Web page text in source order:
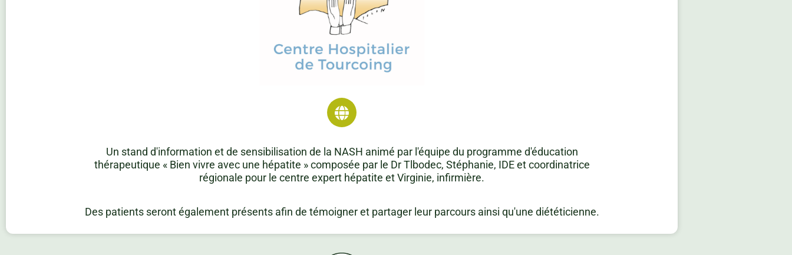
Un stand d'information et de sensibilisation de la NASH animé par l'équipe du programme d'éducation
thérapeutique « Bien vivre avec une hépatite » composée par le Dr Tlbodec, Stéphanie, IDE et coordinatrice
régionale pour le centre expert hépatite et Virginie, infirmière.
Des patients seront également présents afin de témoigner et partager leur parcours ainsi qu'une diététicienne.